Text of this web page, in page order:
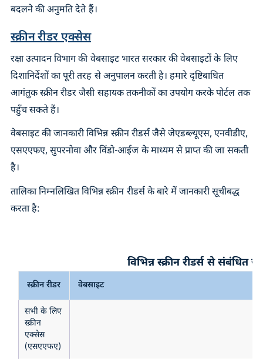
बदलने की अनुमति देते हैं।
स्क्रीन रीडर एक्सेस
रक्षा उत्पादन विभाग की वेबसाइट भारत सरकार की वेबसाइटों के लिए
दिशानिर्देशों का पूरी तरह से अनुपालन करती है। हमारे दृष्टिबाधित
आगंतुक स्क्रीन रीडर जैसी सहायक तकनीकों का उपयोग करके पोर्टल तक
पहुँच सकते हैं।
वेबसाइट की जानकारी विभिन्न स्क्रीन रीडर्स जैसे जेएडब्ल्यूएस, एनवीडीए,
एसएएफए, सुपरनोवा और विंडो-आईज के माध्यम से प्राप्त की जा सकती
है।
तालिका निम्नलिखित विभिन्न स्क्रीन रीडर्स के बारे में जानकारी सूचीबद्ध
करता है:
विभिन्न स्क्रीन रीडर्स से संबंधित
स्क्रीन रीडर वेबसाइट
सभी के लिए
स्क्रीन
एक्सेस
(एसएएफए)